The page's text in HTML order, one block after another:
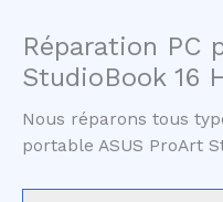
Réparation PC
StudioBook 16
Nous réparons tous
portable ASUS ProArt